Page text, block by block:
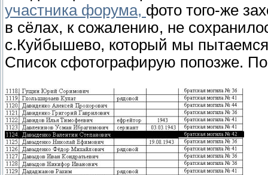
участника форума, фото того-же
в сёлах, к сожалению, не
с.Куйбышево, который мы
Список сфотографирую попозже.